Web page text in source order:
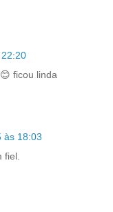
ficou linda
às 18:03
fiel.